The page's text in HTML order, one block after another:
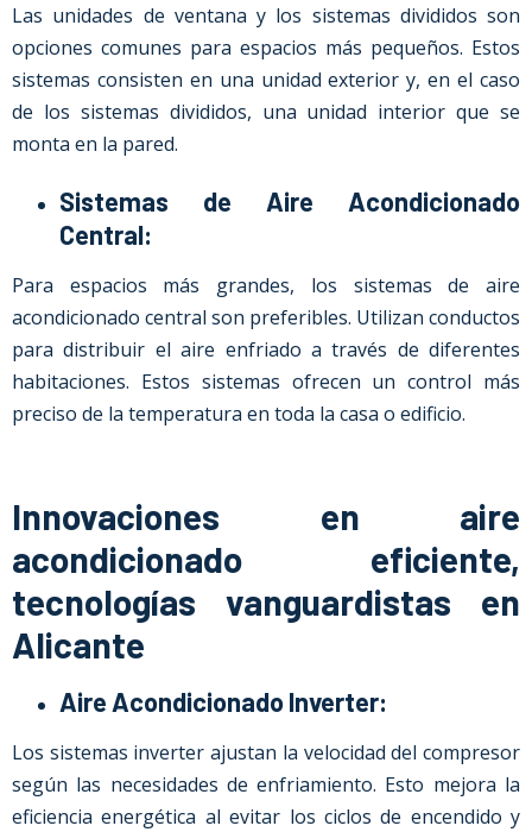
Las unidades de ventana y los sistemas divididos son
opciones comunes para espacios más pequeños. Estos
sistemas consisten en una unidad exterior y, en el caso
de los sistemas divididos, una unidad interior que se
monta en la pared.
Sistemas de Aire Acondicionado
Central:
Para espacios más grandes, los sistemas de aire
acondicionado central son preferibles. Utilizan conductos
para distribuir el aire enfriado a través de diferentes
habitaciones. Estos sistemas ofrecen un control más
preciso de la temperatura en toda la casa o edificio.
Innovaciones en aire
acondicionado eficiente,
tecnologías vanguardistas en
Alicante
Aire Acondicionado Inverter:
Los sistemas inverter ajustan la velocidad del compresor
según las necesidades de enfriamiento. Esto mejora la
eficiencia energética al evitar los ciclos de encendido y